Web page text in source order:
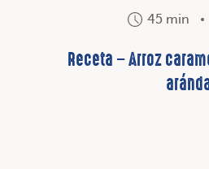
45 min
Receta – Arroz